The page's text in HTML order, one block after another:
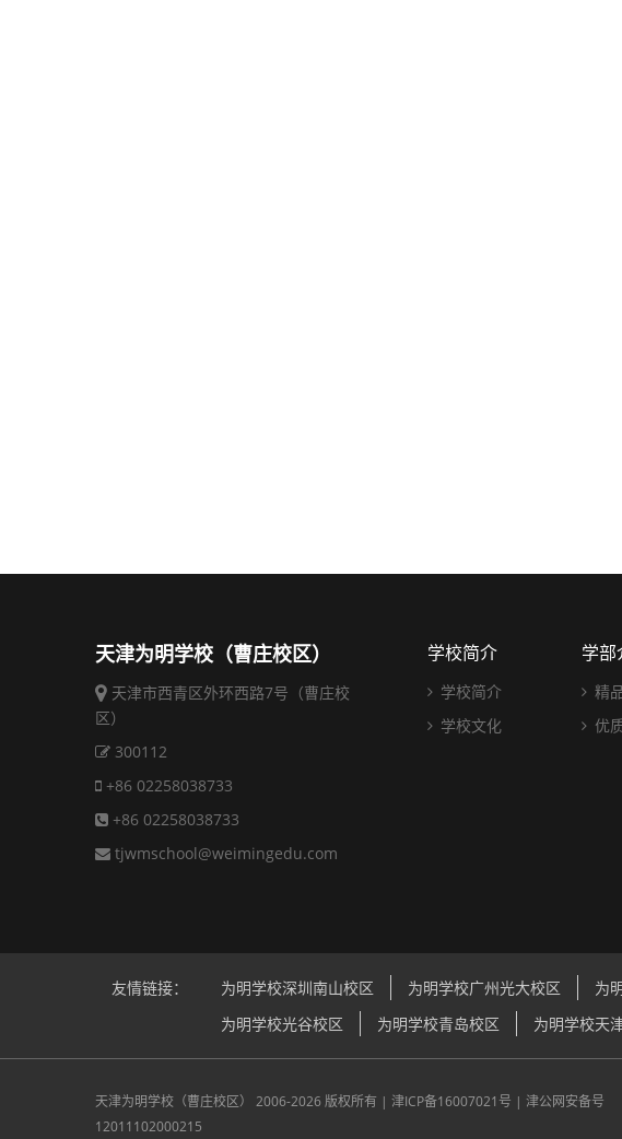
天津为明学校（曹庄校区）
天津市西青区外环西路7号（曹庄校
区）
300112
+86 02258038733
+86 02258038733
tjwmschool@weimingedu.com
学校简介
学校简介
学校文化
学部
精
优
友情链接： 为明学校深圳南山校区 为明学校广州光大校区 为
为明学校光谷校区
为明学校青岛校区 为明学校天
天津为明学校（曹庄校区） 2006-2026 版权所有 | 津ICP备16007021号 | 津公网安备号
12011102000215